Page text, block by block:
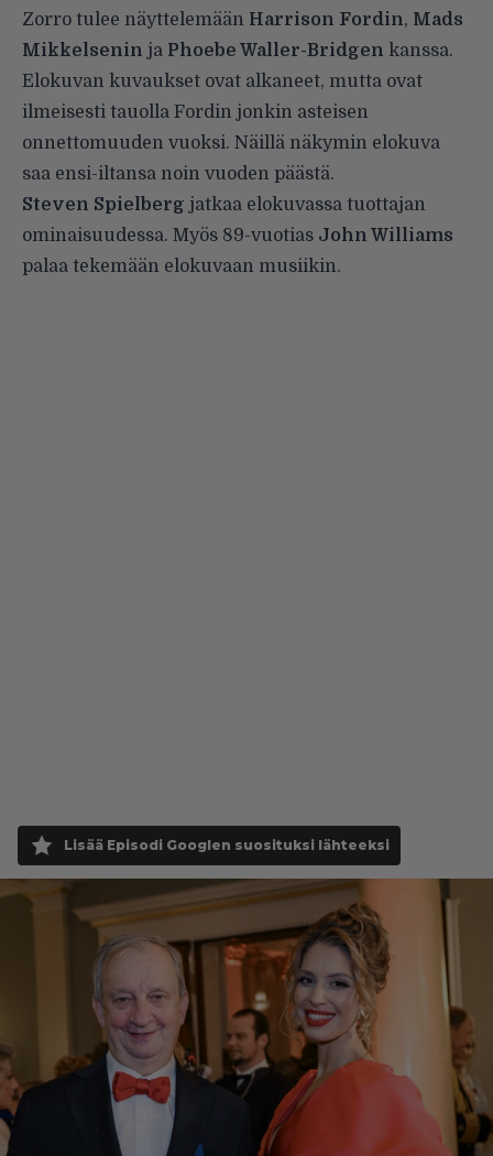
Zorro tulee näyttelemään Harrison Fordin, Mads
Mikkelsenin ja Phoebe Waller-Bridgen kanssa.
Elokuvan kuvaukset ovat alkaneet, mutta ovat
ilmeisesti tauolla Fordin jonkin asteisen
onnettomuuden vuoksi. Näillä näkymin elokuva
saa ensi-iltansa noin vuoden päästä.
Steven Spielberg jatkaa elokuvassa tuottajan
ominaisuudessa. Myös 89-vuotias John Williams
palaa tekemään elokuvaan musiikin.
Lisää Episodi Googlen suosituksi lähteeksi